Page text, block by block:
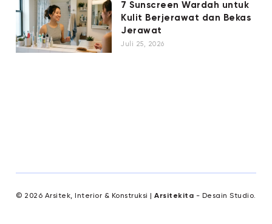
7 Sunscreen Wardah untuk
Kulit Berjerawat dan Bekas
Jerawat
Juli 25, 2026
© 2026 Arsitek, Interior & Konstruksi |Arsitekita - Desain Studio.